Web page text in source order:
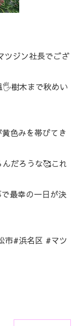
ツジン社長でござ
🖐️樹木まで秋めい
色みを帯びてき
だろうな🥰これ
最幸の一日が決
市#浜名区 #マツ